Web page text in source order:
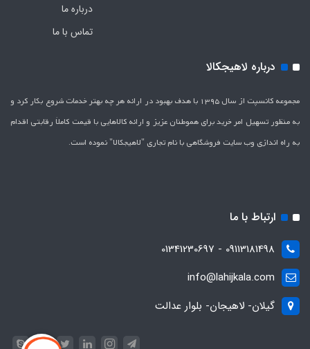
درباره ما
تماس با ما
درباره لاهیجکالا
مجموعه کانسپت از سال 1395 با هدف بهبود در ارائه هر چه بهتر خدمات شروع بکار کرد و
به منظور تسهیل امر خرید برای هموطنان عزیز و ارائه کالاهایی با قیمت کاملاَ رقابتی اقدام
به راه اندازی وب سایت فروشگاهی با نام تجاری "لاهیج­کالا" نموده است.
ارتباط با ما
09113181498 - 01341230697
info@lahijkala.com
گیلان- لاهیجان- بلوار عدالت